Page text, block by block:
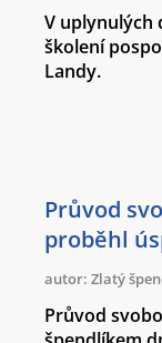
V uplynulých
školení
Landy.
Průvod
proběhl
autor: Zlatý
Průvod